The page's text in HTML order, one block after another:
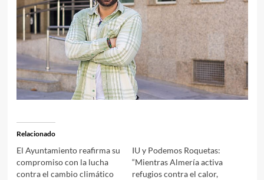
Relacionado
El Ayuntamiento reafirma su
compromiso con la lucha
contra el cambio climático
IU y Podemos Roquetas:
“Mientras Almería activa
refugios contra el calor,